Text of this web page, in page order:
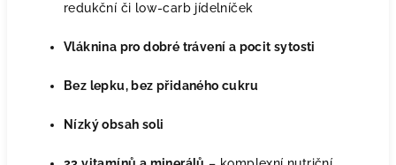
redukční či low-carb jídelníček
Vláknina pro dobré trávení a pocit sytosti
Bez lepku, bez přidaného cukru
Nízký obsah soli